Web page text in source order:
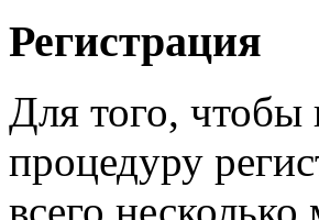
Регистрация
Для того,
процедуру